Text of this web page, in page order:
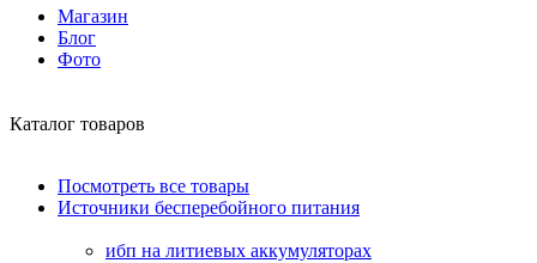
Магазин
Блог
Фото
Каталог товаров
Посмотреть все товары
Источники бесперебойного питания
ибп на литиевых аккумуляторах